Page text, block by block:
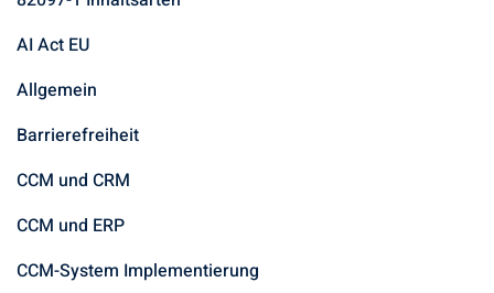
AI Act EU
Allgemein
Barrierefreiheit
CCM und CRM
CCM und ERP
CCM-System Implementierung